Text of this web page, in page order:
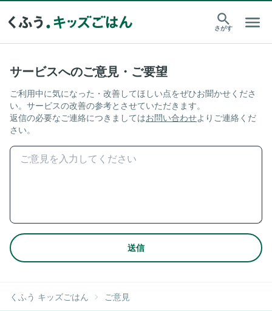
さがす
サービスへのご意見・ご要望
ご利用中に気になった・改善してほしい点をぜひお聞かせくださ
い。サービスの改善の参考とさせていただきます。
返信の必要なご連絡につきましてはお問い合わせよりご連絡くだ
さい。
送信
くふう キッズごはん ご意見